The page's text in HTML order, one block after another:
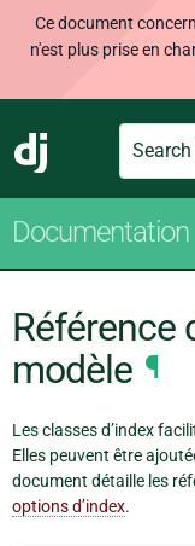
Ce document
n'est plus prise en
Search
Documentation
Référence
modèle ¶
Les classes d’index
Elles peuvent être
document détaille les
options d’index.